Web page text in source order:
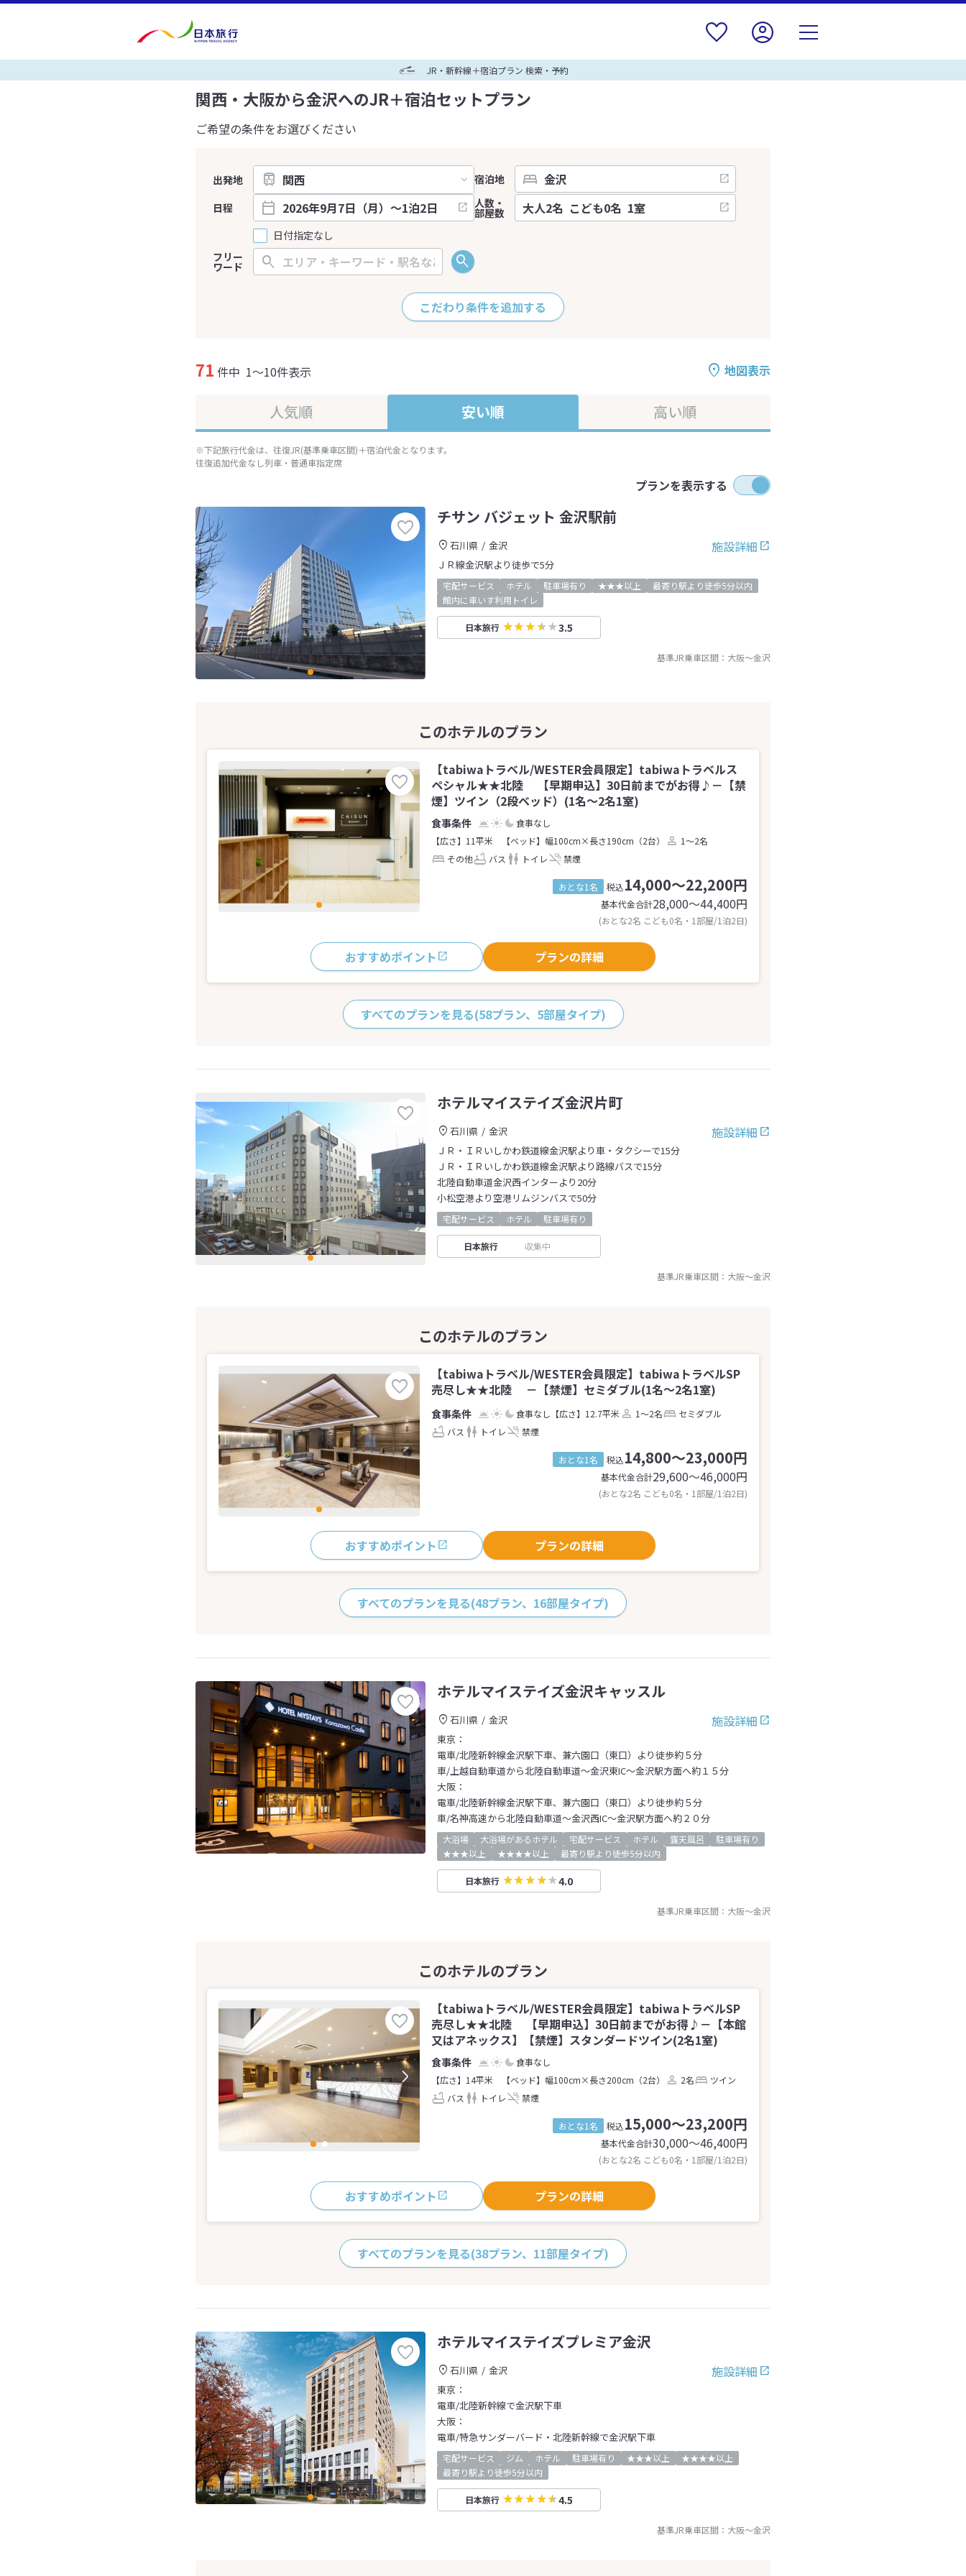
JR・新幹線＋宿泊プラン 検索・予約
関西・大阪から金沢へのJR＋宿泊セットプラン
ご希望の条件をお選びください
出発地
宿泊地
日程
日付指定なし
人数・
部屋数
フリー
ワード
こだわり条件を追加する
地図表示
71 件中 1～10件表示
人気順 安い順 高い順
※下記旅行代金は、往復JR(基準乗車区間)＋宿泊代金となります。
往復追加代金なし列車・普通車指定席
プランを表示する
チサン バジェット 金沢駅前
施設詳細
石川県
金沢
ＪＲ線金沢駅より徒歩で5分
宅配サービス ホテル 駐車場有り ★★★以上
最寄り駅より徒歩5分以内
館内に車いす利用トイレ
日本旅行 3.5
基準JR乗車区間： 大阪～金沢
【tabiwaトラベル/WESTER会員限定】tabiwaトラベルス
ペシャル★★北陸 【早期申込】30日前までがお得♪－【禁
煙】ツイン（2段ベッド）(1名～2名1室)
食事なし
【広さ】11平米
【ベッド】幅100cm×長さ190cm（2台）
1～2名
その他
バス トイレ 禁煙
おとな1名 税込14,000～22,200円
基本代金合計28,000〜44,400円
(おとな2名 こども0名・1部屋/1泊2日)
おすすめポイント プランの詳細
すべてのプランを見る(58プラン、5部屋タイプ)
ホテルマイステイズ金沢片町
施設詳細
石川県
金沢
ＪＲ・ＩＲいしかわ鉄道線金沢駅より車・タクシーで15分
ＪＲ・ＩＲいしかわ鉄道線金沢駅より路線バスで15分
北陸自動車道金沢西インターより20分
小松空港より空港リムジンバスで50分
宅配サービス ホテル 駐車場有り
日本旅行 収集中
基準JR乗車区間： 大阪～金沢
【tabiwaトラベル/WESTER会員限定】tabiwaトラベルSP
売尽し★★北陸 －【禁煙】セミダブル(1名～2名1室)
食事なし 【広さ】12.7平米 1～2名
セミダブル
バス
トイレ 禁煙
おとな1名 税込14,800～23,000円
基本代金合計29,600〜46,000円
(おとな2名 こども0名・1部屋/1泊2日)
おすすめポイント プランの詳細
すべてのプランを見る(48プラン、16部屋タイプ)
ホテルマイステイズ金沢キャッスル
施設詳細
石川県
金沢
東京：
電車/北陸新幹線金沢駅下車、兼六園口（東口）より徒歩約５分
車/上越自動車道から北陸自動車道～金沢東IC～金沢駅方面へ約１５分
大阪：
電車/北陸新幹線金沢駅下車、兼六園口（東口）より徒歩約５分
車/名神高速から北陸自動車道～金沢西IC～金沢駅方面へ約２０分
大浴場 大浴場があるホテル 宅配サービス ホテル 露天風呂
駐車場有り
★★★以上
★★★★以上 最寄り駅より徒歩5分以内
日本旅行 4.0
基準JR乗車区間： 大阪～金沢
【tabiwaトラベル/WESTER会員限定】tabiwaトラベルSP
売尽し★★北陸 【早期申込】30日前までがお得♪－【本館
又はアネックス】【禁煙】スタンダードツイン(2名1室)
食事なし
【広さ】14平米
【ベッド】幅100cm×長さ200cm（2台） 2名
ツイン
バス
トイレ 禁煙
おとな1名 税込15,000～23,200円
基本代金合計30,000〜46,400円
(おとな2名 こども0名・1部屋/1泊2日)
おすすめポイント プランの詳細
すべてのプランを見る(38プラン、11部屋タイプ)
ホテルマイステイズプレミア金沢
施設詳細
石川県
金沢
東京：
電車/北陸新幹線で金沢駅下車
大阪：
電車/特急サンダーバード・北陸新幹線で金沢駅下車
宅配サービス ジム ホテル 駐車場有り ★★★以上
★★★★以上
最寄り駅より徒歩5分以内
日本旅行 4.5
基準JR乗車区間： 大阪～金沢